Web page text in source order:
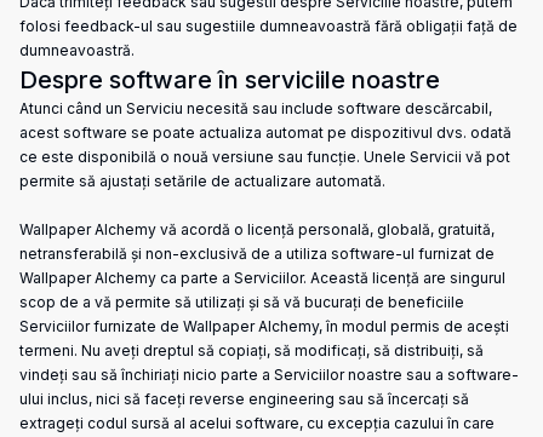
folosi feedback-ul sau sugestiile dumneavoastră fără obligații față de
dumneavoastră.
Despre software în serviciile noastre
Atunci când un Serviciu necesită sau include software descărcabil,
acest software se poate actualiza automat pe dispozitivul dvs. odată
ce este disponibilă o nouă versiune sau funcție. Unele Servicii vă pot
permite să ajustați setările de actualizare automată.
Wallpaper Alchemy vă acordă o licență personală, globală, gratuită,
netransferabilă și non-exclusivă de a utiliza software-ul furnizat de
Wallpaper Alchemy ca parte a Serviciilor. Această licență are singurul
scop de a vă permite să utilizați și să vă bucurați de beneficiile
Serviciilor furnizate de Wallpaper Alchemy, în modul permis de acești
termeni. Nu aveți dreptul să copiați, să modificați, să distribuiți, să
vindeți sau să închiriați nicio parte a Serviciilor noastre sau a software-
ului inclus, nici să faceți reverse engineering sau să încercați să
extrageți codul sursă al acelui software, cu excepția cazului în care